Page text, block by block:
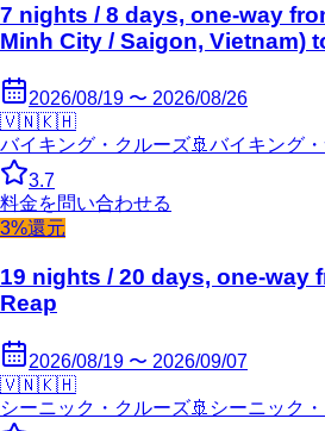
7 nights / 8 days, one-way
Minh City / Saigon, Vietnam)
2026/08/19 〜 2026/08/26
🇻🇳🇰🇭
バイキング・クルーズ🚢 バイキング
3.7
料金を問い合わせる
3%還元
19 nights / 20 days, one-way
Reap
2026/08/19 〜 2026/09/07
🇻🇳🇰🇭
シーニック・クルーズ🚢 シーニック